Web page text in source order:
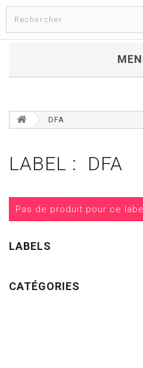
DFA
LABEL : DFA
Pas de produit pour ce
LABELS
CATÉGORIES